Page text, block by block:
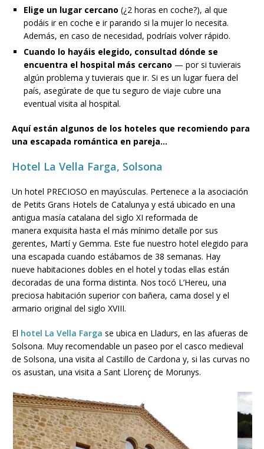
Elige un lugar cercano (¿2 horas en coche?), al que
podáis ir en coche e ir parando si la mujer lo necesita.
Además, en caso de necesidad, podríais volver rápido.
Cuando lo hayáis elegido, consultad dónde se
encuentra el hospital más cercano — por si tuvierais
algún problema y tuvierais que ir. Si es un lugar fuera del
país, asegúrate de que tu seguro de viaje cubre una
eventual visita al hospital.
Aquí están algunos de los hoteles que recomiendo para
una escapada romántica en pareja…
Hotel La Vella Farga, Solsona
Un hotel PRECIOSO en mayúsculas. Pertenece a la asociación
de Petits Grans Hotels de Catalunya y está ubicado en una
antigua masía catalana del siglo XI reformada de
manera exquisita hasta el más mínimo detalle por sus
gerentes, Martí y Gemma. Este fue nuestro hotel elegido para
una escapada cuando estábamos de 38 semanas. Hay
nueve habitaciones dobles en el hotel y todas ellas están
decoradas de una forma distinta. Nos tocó L’Hereu, una
preciosa habitación superior con bañera, cama dosel y el
armario original del siglo XVIII.
El hotel La Vella Farga se ubica en Lladurs, en las afueras de
Solsona. Muy recomendable un paseo por el casco medieval
de Solsona, una visita al Castillo de Cardona y, si las curvas no
os asustan, una visita a Sant Llorenç de Morunys.